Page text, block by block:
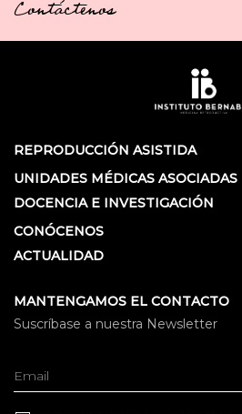
Contáctenos
REPRODUCCIÓN ASISTIDA
UNIDADES MÉDICAS ASOCIADAS
DOCENCIA E INVESTIGACIÓN
CONÓCENOS
ACTUALIDAD
MANTENGAMOS EL CONTACTO
Suscríbase a nuestra Newsletter